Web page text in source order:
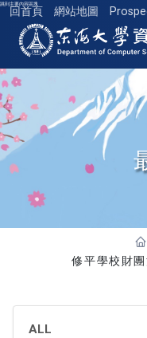
跳到主要內容區塊
回首頁 網站地圖
東海大學logo
修平學校財
ALL